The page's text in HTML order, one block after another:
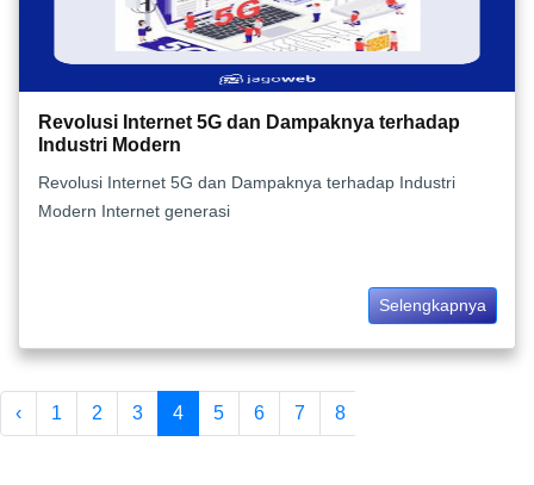
Revolusi Internet 5G dan Dampaknya terhadap
Industri Modern
Revolusi Internet 5G dan Dampaknya terhadap Industri
Modern Internet generasi
Selengkapnya
‹ 1 2 3 4 5 6 7 8